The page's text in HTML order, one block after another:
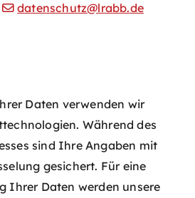
datenschutz@lrabb.de
Daten verwenden wir
Während des
sind Ihre Angaben mit
gesichert. Für eine
Ihrer Daten werden unsere